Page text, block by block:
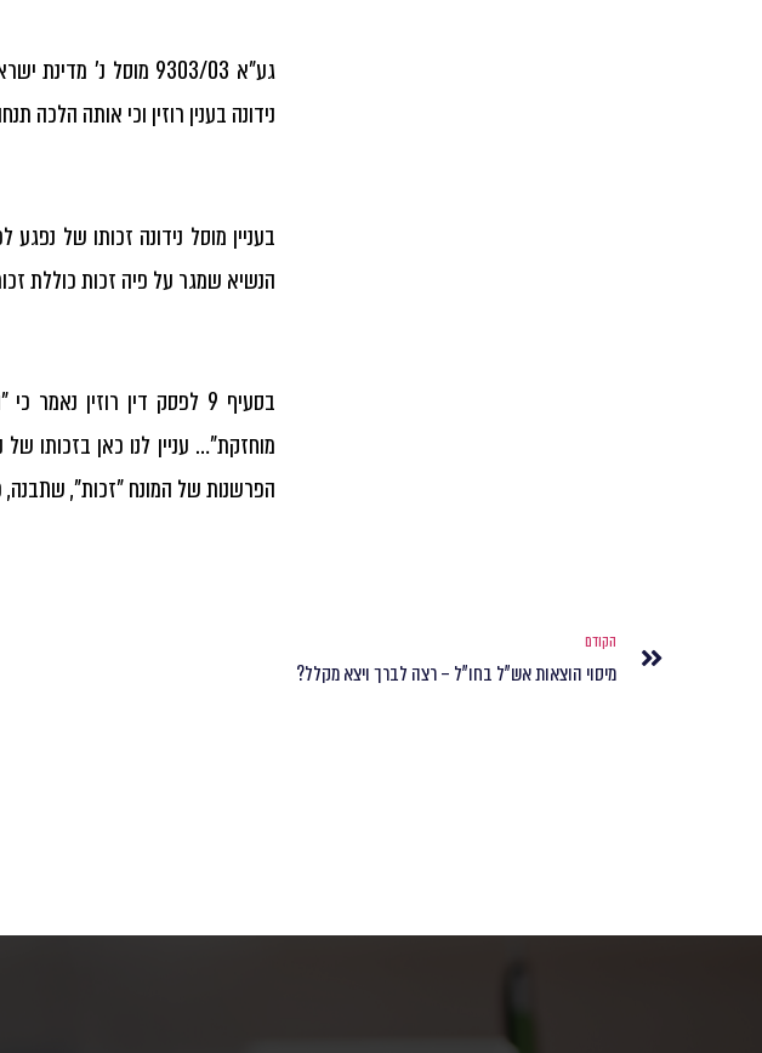
נידונה בענין רוזין וכי אותה
בעניין מוסל נידונה זכותו של
הנשיא שמגר על פיה זכות כוללת
בסעיף 9 לפסק דין רוזין
מוחזקת"… עניין לנו כאן בזכותו
הפרשנות של המונח "זכות",
הקודם
מיסוי הוצאות אש"ל בחו"ל – רצה לברך ויצא מקלל?